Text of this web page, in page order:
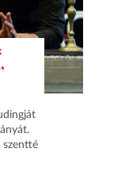
szentté